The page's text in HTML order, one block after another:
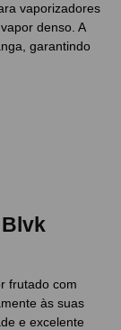
vaporizadores
denso. A
garantindo
frutado com
às suas
e excelente